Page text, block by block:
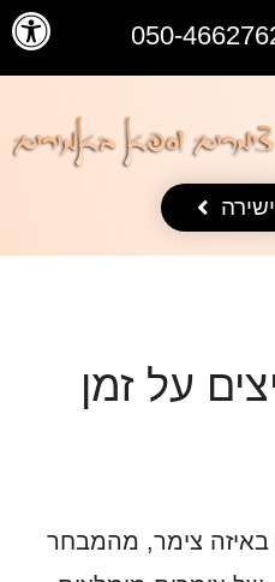
פתח
על זמן
צימר, מהמבחר